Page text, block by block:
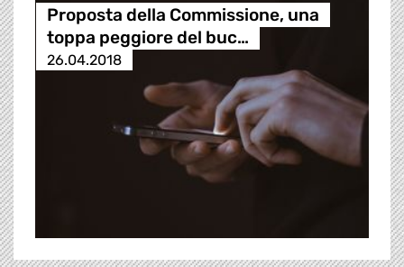
Proposta della Commissione, una
toppa peggiore del buc…
26.04.2018